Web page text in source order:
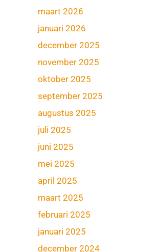
maart 2026
januari 2026
december 2025
november 2025
oktober 2025
september 2025
augustus 2025
juli 2025
juni 2025
mei 2025
april 2025
maart 2025
februari 2025
januari 2025
december 2024